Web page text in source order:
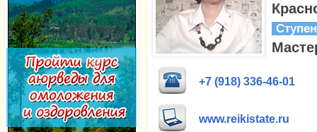
+7 (918) 336-46-01
www.reikistate.ru